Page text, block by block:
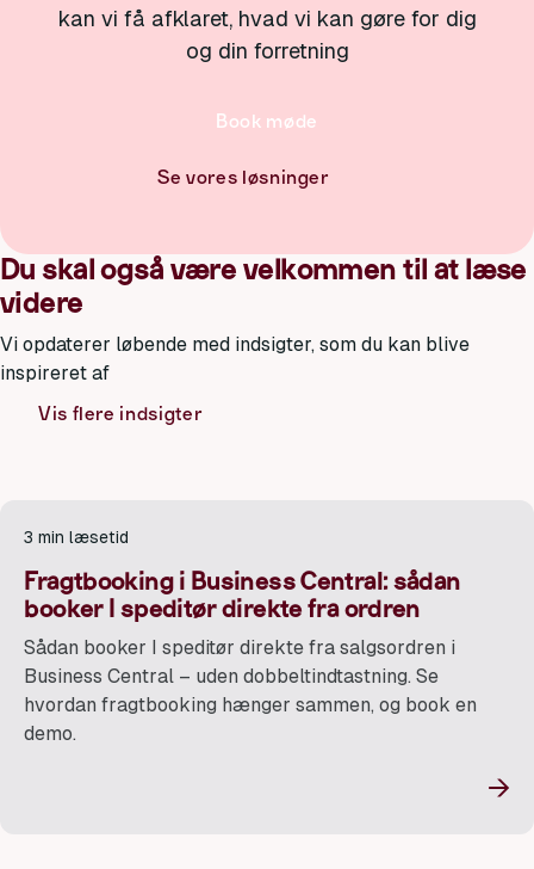
kan vi få afklaret, hvad vi kan gøre for dig
og din forretning
Book møde
Se vores løsninger
Du skal også være velkommen til at læse
videre
Vi opdaterer løbende med indsigter, som du kan blive
inspireret af
Vis flere indsigter
3 min læsetid
Fragtbooking i Business Central: sådan
booker I speditør direkte fra ordren
Sådan booker I speditør direkte fra salgsordren i
Business Central – uden dobbeltindtastning. Se
hvordan fragtbooking hænger sammen, og book en
demo.
→